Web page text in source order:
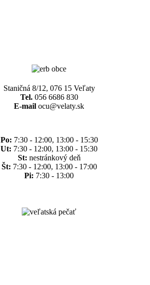
Staničná 8/12, 076 15 Veľaty
Tel.056 6686 830
E-mail ocu@velaty.sk
Po: 7:30 - 12:00, 13:00 - 15:30
Ut: 7:30 - 12:00, 13:00 - 15:30
St: nestránkový deň
Št: 7:30 - 12:00, 13:00 - 17:00
Pi: 7:30 - 13:00